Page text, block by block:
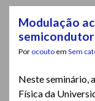
Modulação
Por ocouto em Sem
Neste seminário,
Física da